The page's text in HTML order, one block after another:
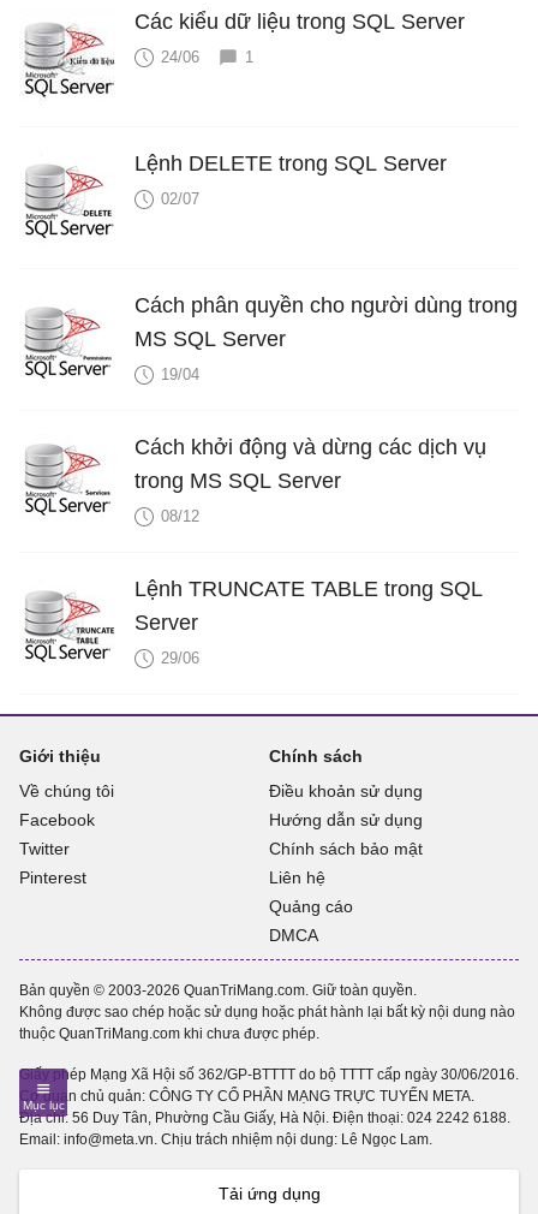
Các kiểu dữ liệu trong SQL Server
24/06 1
Lệnh DELETE trong SQL Server
02/07
Cách phân quyền cho người dùng trong
MS SQL Server
19/04
Cách khởi động và dừng các dịch vụ
trong MS SQL Server
08/12
Lệnh TRUNCATE TABLE trong SQL
Server
29/06
Giới thiệu
Về chúng tôi
Facebook
Twitter
Pinterest
Chính sách
Điều khoản sử dụng
Hướng dẫn sử dụng
Chính sách bảo mật
Liên hệ
Quảng cáo
DMCA
Bản quyền © 2003-2026 QuanTriMang.com. Giữ toàn quyền.
Không được sao chép hoặc sử dụng hoặc phát hành lại bất kỳ nội dung nào
thuộc QuanTriMang.com khi chưa được phép.
Giấy phép Mạng Xã Hội số 362/GP-BTTTT do bộ TTTT cấp ngày 30/06/2016.
Cơ quan chủ quản: CÔNG TY CỔ PHẦN MẠNG TRỰC TUYẾN META.
Địa chỉ: 56 Duy Tân, Phường Cầu Giấy, Hà Nội. Điện thoại: 024 2242 6188.
Email: info@meta.vn. Chịu trách nhiệm nội dung: Lê Ngọc Lam.
Tải ứng dụng